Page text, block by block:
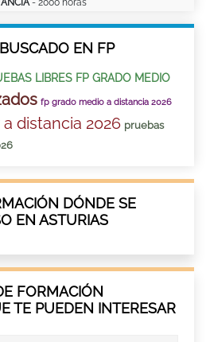
EN FP
LIBRES FP GRADO MEDIO
fp grado medio a distancia 2026
distancia 2026 pruebas
DÓNDE SE
EN ASTURIAS
FORMACIÓN
TE PUEDEN INTERESAR